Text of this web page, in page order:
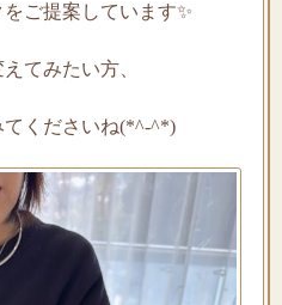
ご提案しています✨
てみたい方、
てくださいね(*^-^*)